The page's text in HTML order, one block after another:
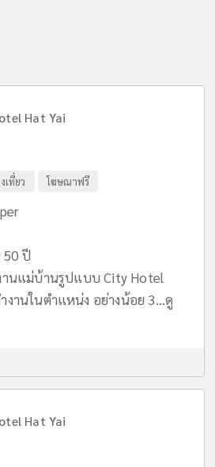
Hat Yai
ที่ยว โฆษณาฟรี
50 ปี
านแม่บ้านรูปแบบ City Hotel
านในตำแหน่ง อย่างน้อย 3...ดู
Hat Yai